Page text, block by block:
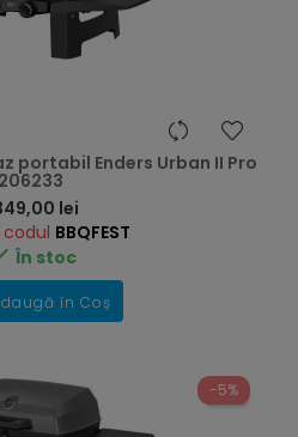
portabil Enders Urban II Pro
206233
lei
BBQFEST
În stoc
în Coș
-5%